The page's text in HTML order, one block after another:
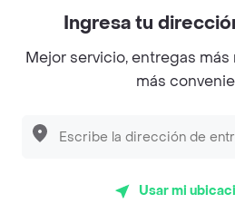
La Sevillana -
Domicilio
(188)
Abierto
Horarios de Apertura y
Ingresa tu
Mejor servicio, entregas
más
Usar mi